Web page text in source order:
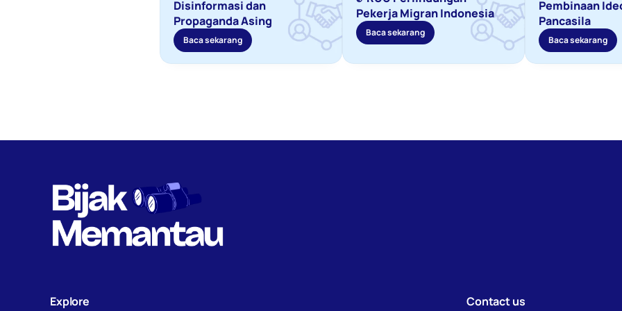
Disinformasi dan
Propaganda Asing
Baca sekarang
Pekerja Migran Indonesia
Baca sekarang
Pembinaan
Pancasila
Baca sekarang
Explore
Contact us